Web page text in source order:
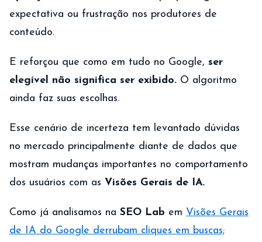
expectativa ou frustração nos produtores de
conteúdo.
E reforçou que como em tudo no Google, ser
elegível não significa ser exibido. O algoritmo
ainda faz suas escolhas.
Esse cenário de incerteza tem levantado dúvidas
no mercado principalmente diante de dados que
mostram mudanças importantes no comportamento
dos usuários com as Visões Gerais de IA.
Como já analisamos na SEO Lab em Visões Gerais
de IA do Google derrubam cliques em buscas;